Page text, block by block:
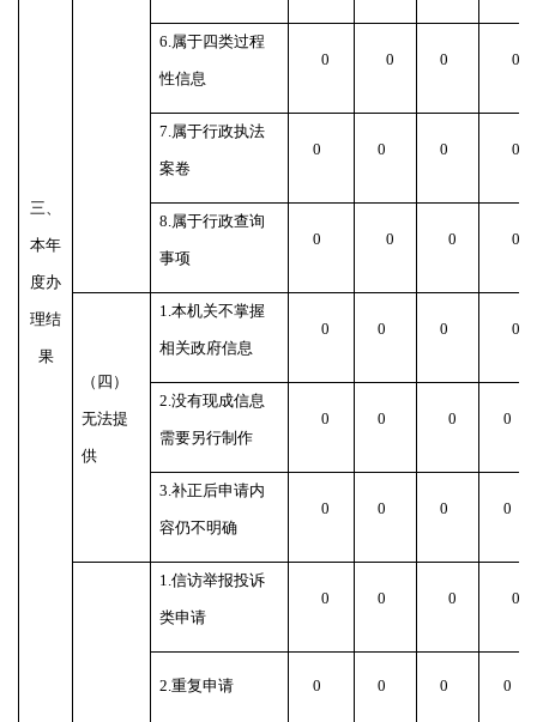
三、
本年
度办
理结
果
6.属于四类过程
性信息
0 0 0 0
7.属于行政执法
案卷
0 0 0 0
8.属于行政查询
事项
0 0 0 0
（四）
无法提
供
1.本机关不掌握
相关政府信息
0 0 0 0
2.没有现成信息
需要另行制作
0 0 0 0
3.补正后申请内
容仍不明确
0 0 0 0
1.信访举报投诉
类申请
0 0 0 0
2.重复申请 0 0 0 0